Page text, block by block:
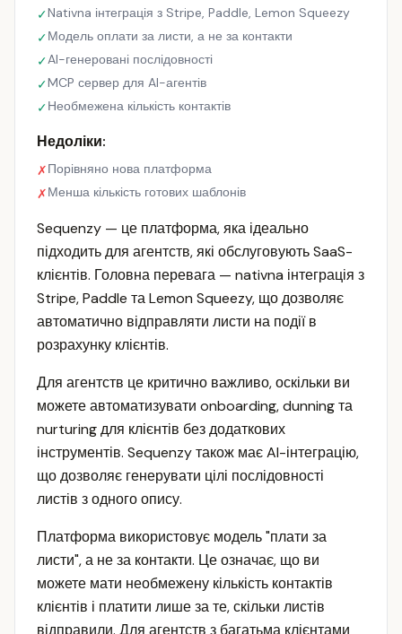
✓Nativna інтеграція з Stripe, Paddle, Lemon Squeezy
✓Модель оплати за листи, а не за контакти
✓AI-генеровані послідовності
✓MCP сервер для AI-агентів
✓Необмежена кількість контактів
Недоліки:
✗Порівняно нова платформа
✗Менша кількість готових шаблонів
Sequenzy — це платформа, яка ідеально
підходить для агентств, які обслуговують SaaS-
клієнтів. Головна перевага — nativna інтеграція з
Stripe, Paddle та Lemon Squeezy, що дозволяє
автоматично відправляти листи на події в
розрахунку клієнтів.
Для агентств це критично важливо, оскільки ви
можете автоматизувати onboarding, dunning та
nurturing для клієнтів без додаткових
інструментів. Sequenzy також має AI-інтеграцію,
що дозволяє генерувати цілі послідовності
листів з одного опису.
Платформа використовує модель "плати за
листи", а не за контакти. Це означає, що ви
можете мати необмежену кількість контактів
клієнтів і платити лише за те, скільки листів
відправили. Для агентств з багатьма клієнтами